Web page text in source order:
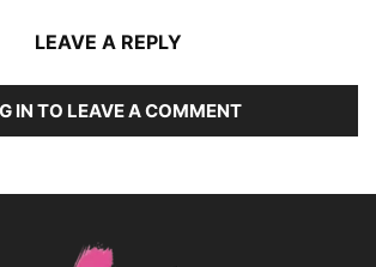
LEAVE A REPLY
IN TO LEAVE A COMMENT